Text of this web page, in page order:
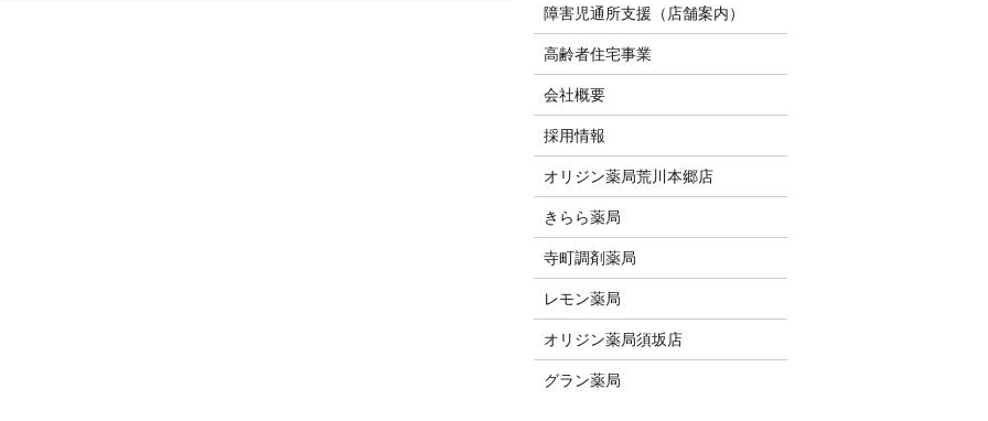
障害児通所支援（店舗案内）
高齢者住宅事業
会社概要
採用情報
オリジン薬局荒川本郷店
きらら薬局
寺町調剤薬局
レモン薬局
オリジン薬局須坂店
グラン薬局